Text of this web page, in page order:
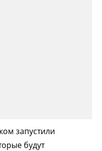
запустили
будут